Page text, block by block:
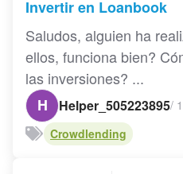
Invertir en Loanbook
Saludos, alguien ha
ellos, funciona bien?
las inversiones? ...
H
Helper_505223895/
Crowdlending